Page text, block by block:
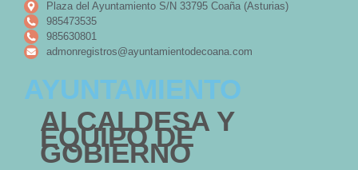
Plaza del Ayuntamiento S/N 33795 Coaña (Asturias)
985473535
985630801
admonregistros@ayuntamientodecoana.com
AYUNTAMIENTO
ALCALDESA Y
EQUIPO DE
GOBIERNO